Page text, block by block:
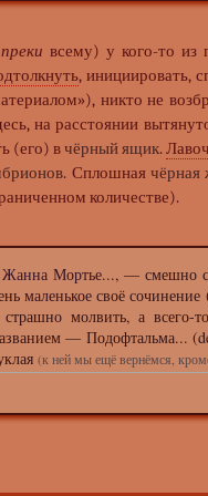
всему) у кого-то
, инициировать,
никто не
на расстоянии
(его) вчёрный ящик.
. Сплошная чёрная
количестве).
Мортье..., — смешно
маленькое своё
молвить, а всего-
— Подофтальма...
(к ней мы ещё вернёмся,